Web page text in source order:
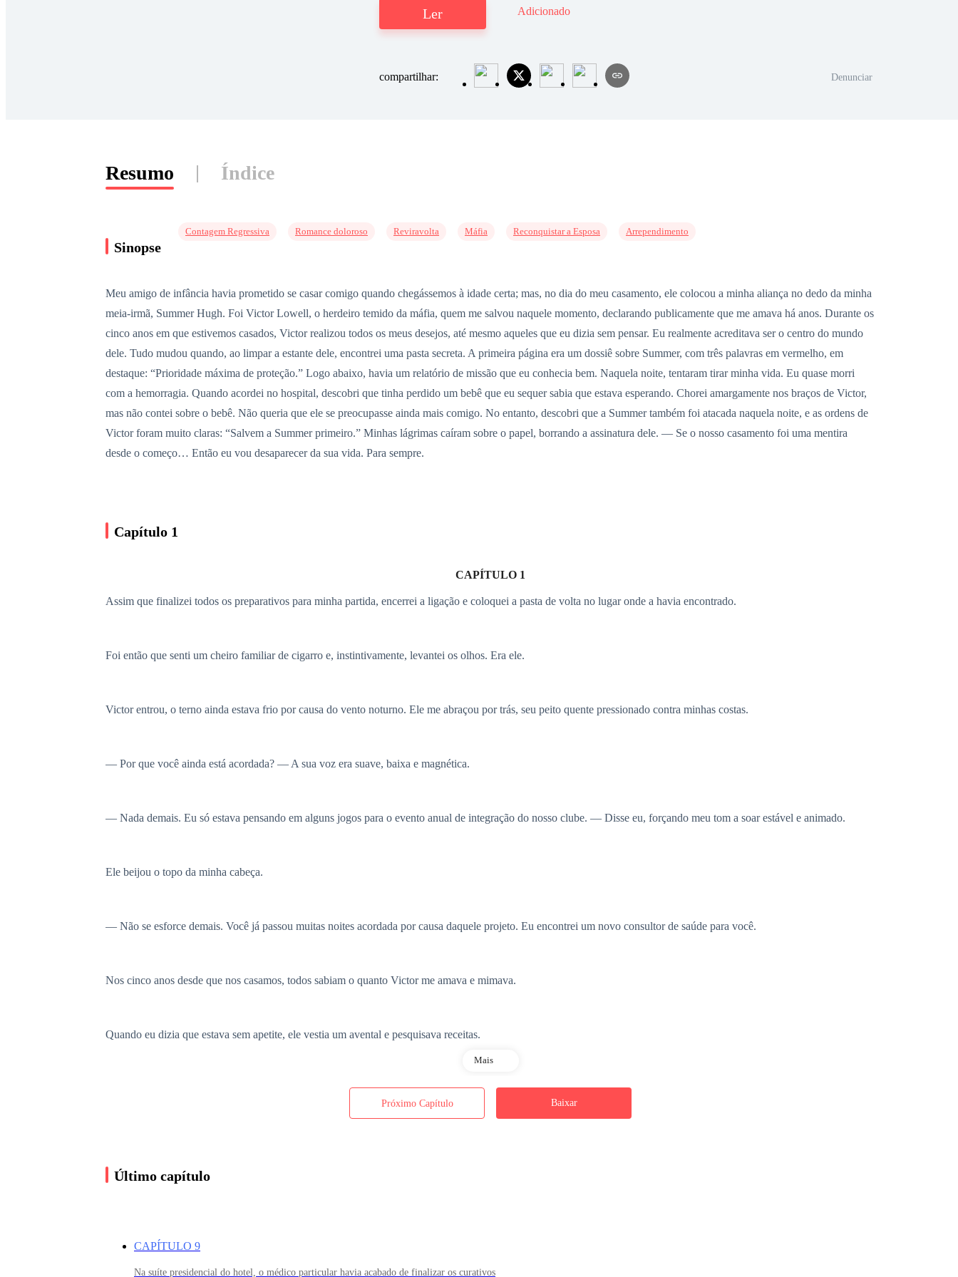
Ler Adicionado
compartilhar: Denunciar
Resumo Índice
Sinopse
Contagem Regressiva Romance doloroso Reviravolta Máfia Reconquistar a Esposa Arrependimento
Meu amigo de infância havia prometido se casar comigo quando chegássemos à idade certa; mas, no dia do meu casamento, ele colocou a minha aliança no dedo da minha
meia-irmã, Summer Hugh. Foi Victor Lowell, o herdeiro temido da máfia, quem me salvou naquele momento, declarando publicamente que me amava há anos. Durante os
cinco anos em que estivemos casados, Victor realizou todos os meus desejos, até mesmo aqueles que eu dizia sem pensar. Eu realmente acreditava ser o centro do mundo
dele. Tudo mudou quando, ao limpar a estante dele, encontrei uma pasta secreta. A primeira página era um dossiê sobre Summer, com três palavras em vermelho, em
destaque: “Prioridade máxima de proteção.” Logo abaixo, havia um relatório de missão que eu conhecia bem. Naquela noite, tentaram tirar minha vida. Eu quase morri
com a hemorragia. Quando acordei no hospital, descobri que tinha perdido um bebê que eu sequer sabia que estava esperando. Chorei amargamente nos braços de Victor,
mas não contei sobre o bebê. Não queria que ele se preocupasse ainda mais comigo. No entanto, descobri que a Summer também foi atacada naquela noite, e as ordens de
Victor foram muito claras: “Salvem a Summer primeiro.” Minhas lágrimas caíram sobre o papel, borrando a assinatura dele. — Se o nosso casamento foi uma mentira
desde o começo… Então eu vou desaparecer da sua vida. Para sempre.
Capítulo 1
CAPÍTULO 1
Assim que finalizei todos os preparativos para minha partida, encerrei a ligação e coloquei a pasta de volta no lugar onde a havia encontrado.
Foi então que senti um cheiro familiar de cigarro e, instintivamente, levantei os olhos. Era ele.
Victor entrou, o terno ainda estava frio por causa do vento noturno. Ele me abraçou por trás, seu peito quente pressionado contra minhas costas.
— Por que você ainda está acordada? — A sua voz era suave, baixa e magnética.
— Nada demais. Eu só estava pensando em alguns jogos para o evento anual de integração do nosso clube. — Disse eu, forçando meu tom a soar estável e animado.
Ele beijou o topo da minha cabeça.
— Não se esforce demais. Você já passou muitas noites acordada por causa daquele projeto. Eu encontrei um novo consultor de saúde para você.
Nos cinco anos desde que nos casamos, todos sabiam o quanto Victor me amava e mimava.
Quando eu dizia que estava sem apetite, ele vestia um avental e pesquisava receitas.
Quando eu não conseguia dormir, ele me abraçava e cantava baixinho até eu adormecer.
Mas naquele momento, eu sabia que esse casamento era apenas mais uma forma dele proteger Summer.
Mais
Próximo Capítulo Baixar
Último capítulo
CAPÍTULO 9
Na suíte presidencial do hotel, o médico particular havia acabado de finalizar os curativos